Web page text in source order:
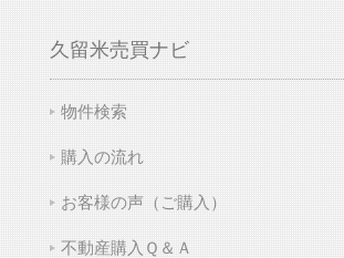
久留米売買ナビ
物件検索
購入の流れ
お客様の声（ご購入）
不動産購入Ｑ＆Ａ